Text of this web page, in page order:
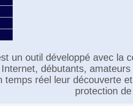
un outil développé avec la
débutants,
temps réel leur découverte
protection